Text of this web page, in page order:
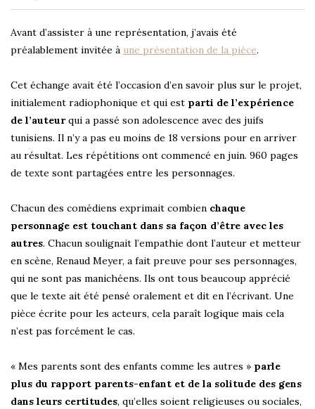
Avant d’assister à une représentation, j’avais été
préalablement invitée à une présentation de la pièce.
Cet échange avait été l’occasion d’en savoir plus sur le projet,
initialement radiophonique et qui est parti de l’expérience
de l’auteurqui a passé son adolescence avec des juifs
tunisiens. Il n’y a pas eu moins de 18 versions pour en arriver
au résultat. Les répétitions ont commencé en juin. 960 pages
de texte sont partagées entre les personnages.
Chacun des comédiens exprimait combien chaque
personnage est touchant dans sa façon d’être avec les
autres. Chacun soulignait l’empathie dont l’auteur et metteur
en scène, Renaud Meyer, a fait preuve pour ses personnages,
qui ne sont pas manichéens. Ils ont tous beaucoup apprécié
que le texte ait été pensé oralement et dit en l’écrivant. Une
pièce écrite pour les acteurs, cela paraît logique mais cela
n’est pas forcément le cas.
« Mes parents sont des enfants comme les autres » parle
plus du rapport parents-enfant et de la solitude des gens
dans leurs certitudes, qu’elles soient religieuses ou sociales,